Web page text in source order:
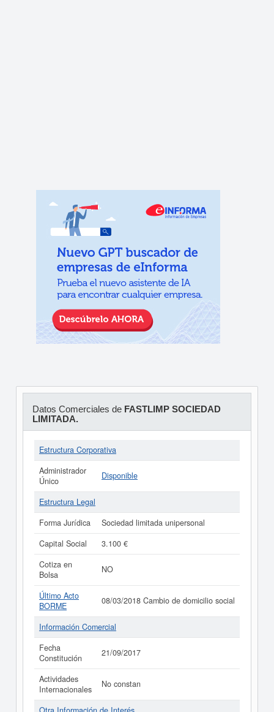
Datos Comerciales de FASTLIMP SOCIEDAD
LIMITADA.
Estructura Corporativa
Administrador
Único
Disponible
Estructura Legal
Forma Jurídica
Sociedad limitada unipersonal
Capital Social
3.100 €
Cotiza en
Bolsa
NO
Último Acto
BORME
08/03/2018 Cambio de domicilio social
Información Comercial
Fecha
Constitución
21/09/2017
Actividades
Internacionales
No constan